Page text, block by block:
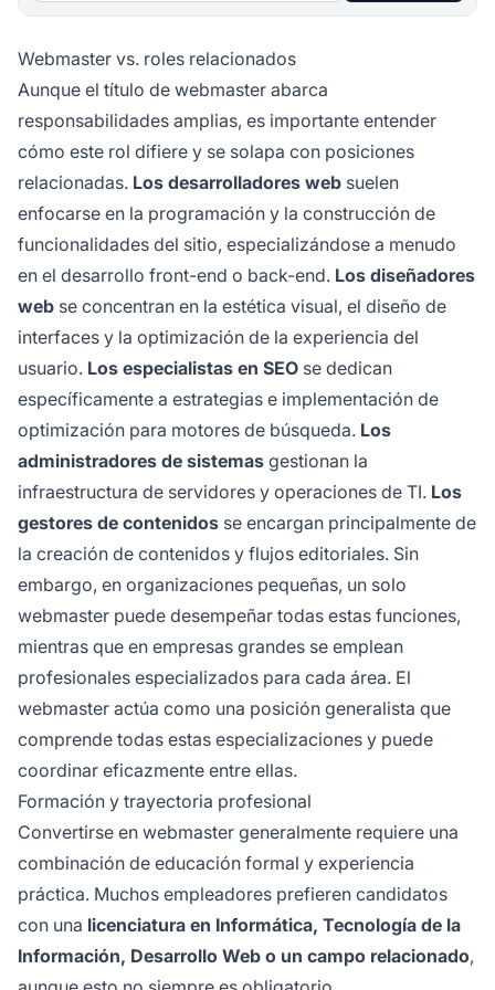
Webmaster vs. roles relacionados
Aunque el título de webmaster abarca
responsabilidades amplias, es importante entender
cómo este rol difiere y se solapa con posiciones
relacionadas. Los desarrolladores web suelen
enfocarse en la programación y la construcción de
funcionalidades del sitio, especializándose a menudo
en el desarrollo front-end o back-end. Los diseñadores
web se concentran en la estética visual, el diseño de
interfaces y la optimización de la experiencia del
usuario. Los especialistas en SEO se dedican
específicamente a estrategias e implementación de
optimización para motores de búsqueda. Los
administradores de sistemas gestionan la
infraestructura de servidores y operaciones de TI. Los
gestores de contenidos se encargan principalmente de
la creación de contenidos y flujos editoriales. Sin
embargo, en organizaciones pequeñas, un solo
webmaster puede desempeñar todas estas funciones,
mientras que en empresas grandes se emplean
profesionales especializados para cada área. El
webmaster actúa como una posición generalista que
comprende todas estas especializaciones y puede
coordinar eficazmente entre ellas.
Formación y trayectoria profesional
Convertirse en webmaster generalmente requiere una
combinación de educación formal y experiencia
práctica. Muchos empleadores prefieren candidatos
con una licenciatura en Informática, Tecnología de la
Información, Desarrollo Web o un campo relacionado,